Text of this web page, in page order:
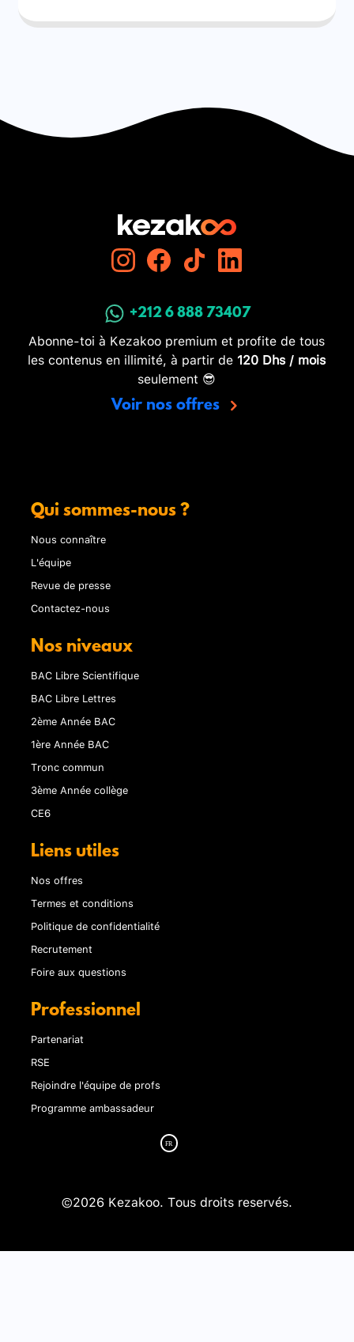
+212 6 888 73407
Abonne-toi à Kezakoo premium et profite de tous
les contenus en illimité, à partir de 120 Dhs / mois
seulement 😎
Voir nos offres
Qui sommes-nous ?
Nous connaître
L'équipe
Revue de presse
Contactez-nous
Nos niveaux
BAC Libre Scientifique
BAC Libre Lettres
2ème Année BAC
1ère Année BAC
Tronc commun
3ème Année collège
CE6
Liens utiles
Nos offres
Termes et conditions
Politique de confidentialité
Recrutement
Foire aux questions
Professionnel
Partenariat
RSE
Rejoindre l'équipe de profs
Programme ambassadeur
©2026 Kezakoo. Tous droits reservés.